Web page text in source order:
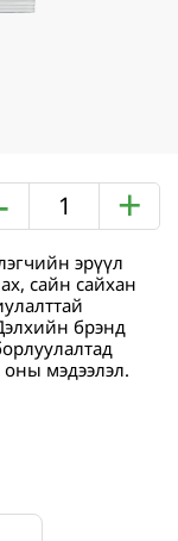
+
эрүүл
сайн сайхан
брэнд
оны мэдээлэл.